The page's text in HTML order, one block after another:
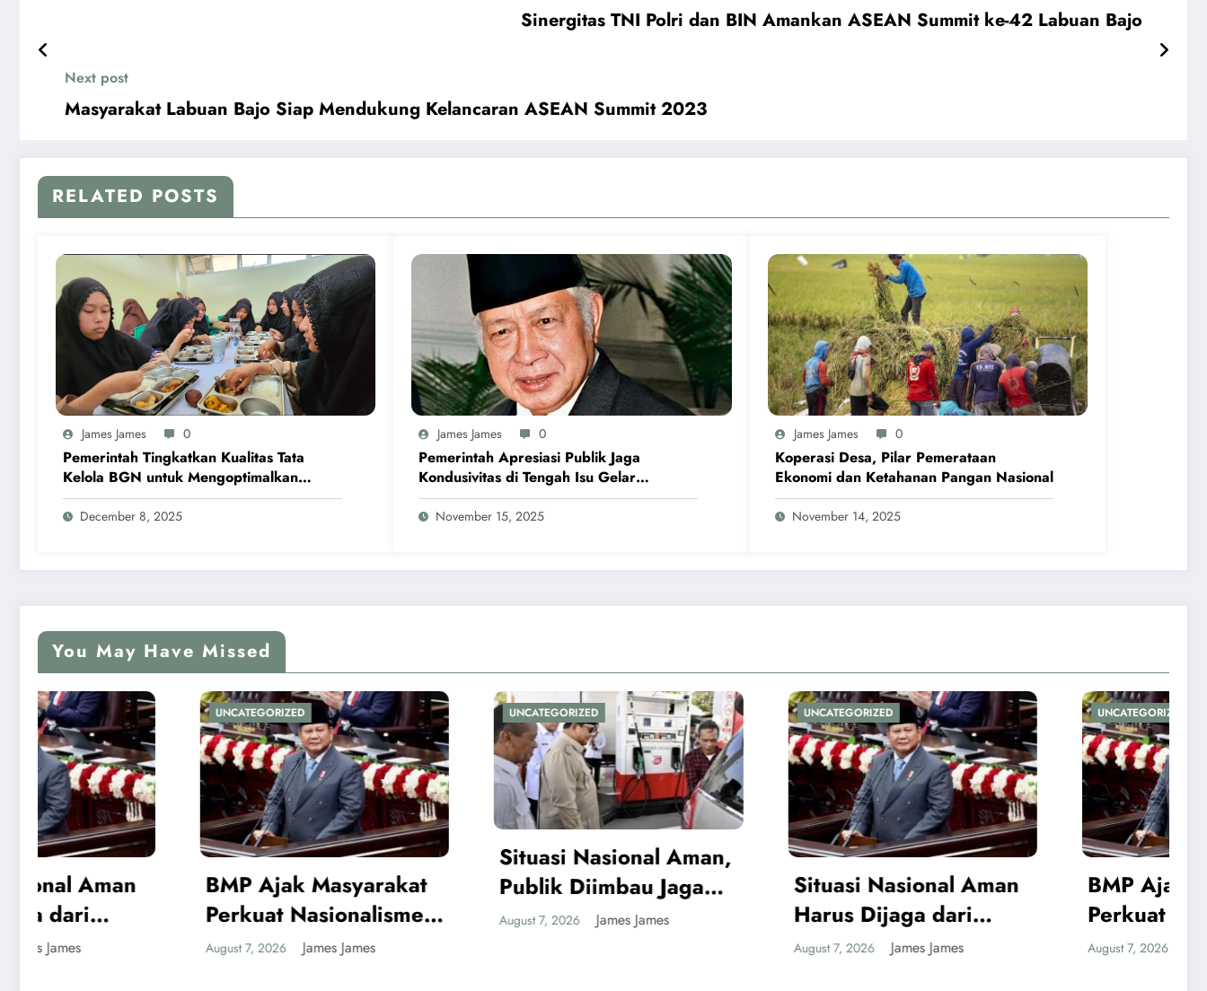
Sinergitas TNI Polri dan BIN Amankan ASEAN Summit ke-42 Labuan Bajo
Next post
Masyarakat Labuan Bajo Siap Mendukung Kelancaran ASEAN Summit 2023
RELATED POSTS
James James 0
Pemerintah Tingkatkan Kualitas Tata
Kelola BGN untuk Mengoptimalkan
Program MBG
December 8, 2025
James James 0
Pemerintah Apresiasi Publik Jaga
Kondusivitas di Tengah Isu Gelar
Pahlawan Soeharto
November 15, 2025
James James 0
Koperasi Desa, Pilar Pemerataan
Ekonomi dan Ketahanan Pangan Nasional
November 14, 2025
You May Have Missed
UNCATEGORIZED
BMP Ajak Masyarakat
Perkuat Nasionalisme
dan Jaga Papua Tetap
August 7, 2026 James James
UNCATEGORIZED
Situasi Nasional Aman,
Publik Diimbau Jaga
Persatuan Jelang HUT
Ke-81 RI
August 7, 2026 James James
UNCATEGORIZED
Situasi Nasional Aman
Harus Dijaga dari
Provokasi Jelang HUT
James James
UNCATEGORIZED
BMP Ajak Masyarakat
Perkuat Nasionalisme
dan Jaga Papua Tetap
August 7, 2026 James James